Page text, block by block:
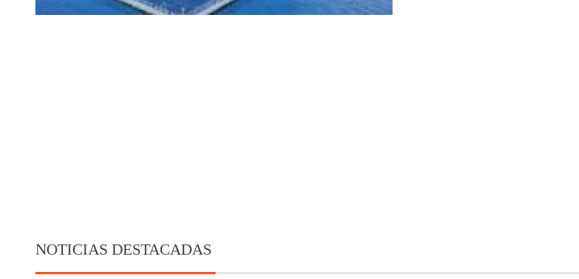
NOTICIAS DESTACADAS